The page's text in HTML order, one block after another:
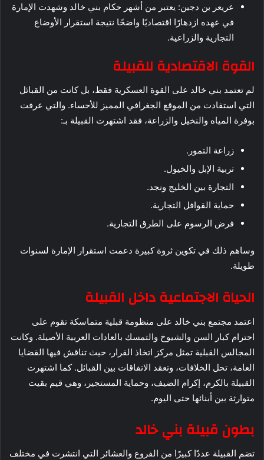
عريعر بن دجين: يعتبر من أشهر حكام بني خالد وشهدت الإمارة
في عهده ازدهارًا اقتصاديًا واضحًا نتيجة استقرار الأوضاع
التجارية والزراعية.
القوة الاقتصادية للقبيلة
لم تعتمد بني خالد على القوة العسكرية فقط، بل كانت من القبائل
التي استفادت من الموقع الجغرافي المميز للأحساء. والتي عرفت
بوفرة المياه والنخيل والزراعة، فقد اشتهرت القبيلة بـ:
زراعة التمور.
تربية الإبل والخيول.
التجارة بين الخليج ونجد.
حماية القوافل التجارية.
فرض الرسوم على الطرق التجارية.
وساهم ذلك في تكوين ثروة كبيرة دعمت استقرار الإمارة لسنوات
طويلة.
الحياة الاجتماعية داخل القبيلة
اعتمد مجتمع بني خالد على منظومة قبلية متماسكة تقوم على
احترام كبار السن والشيوخ والتمسك بالعادات العربية الأصيلة. وكانت
المجالس القبلية تمثل مركز اتخاذ القرار، حيث تناقش فيها القضايا
العامة، تحل الخلافات، وتعقد الاتفاقات بين القبائل. كما اشتهرت
القبيلة بالكرم، إكرام الضيف، وحماية المستجير، وهي قيم بقيت
متوارثة بين أبنائها حتى اليوم.
بطون قبيلة بني خالد
تضم القبيلة عددًا كبيرًا من الفروع والعشائر التي انتشرت في مختلف